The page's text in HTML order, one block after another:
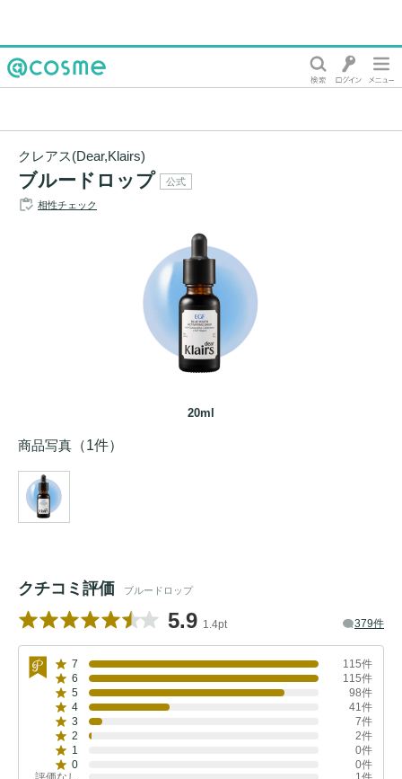
クレアス(Dear,Klairs)
ブルードロップ 公式
相性チェック
20ml
商品写真 （1件）
クチコミ評価 ブルードロップ
5.9 1.4pt 379件
7
115件
6
115件
5
98件
4
41件
3
7件
2
2件
1
0件
0
0件